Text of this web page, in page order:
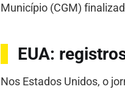
Município (CGM)
EUA:
Nos Estados Unidos, o